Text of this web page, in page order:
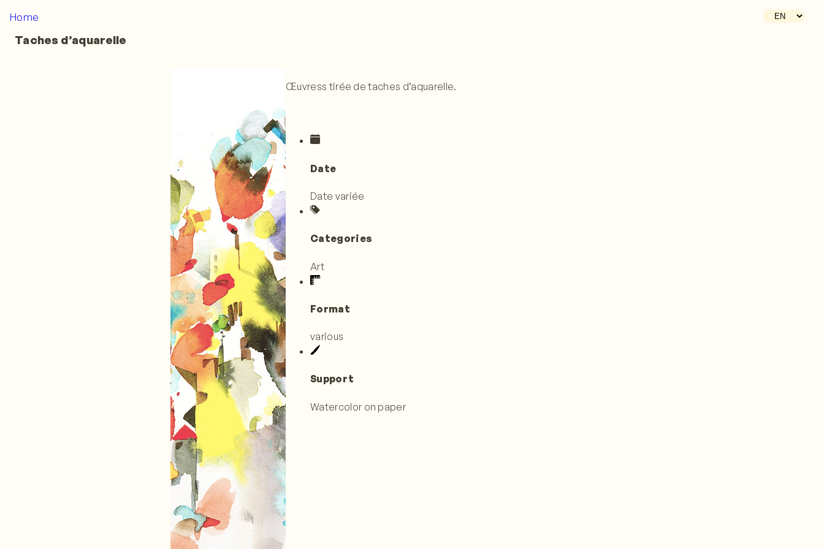
Home
Taches d’aquarelle
Œuvress tirée de taches d’aquarelle.
Date
Date variée
Categories
Art
Format
various
Support
Watercolor on paper